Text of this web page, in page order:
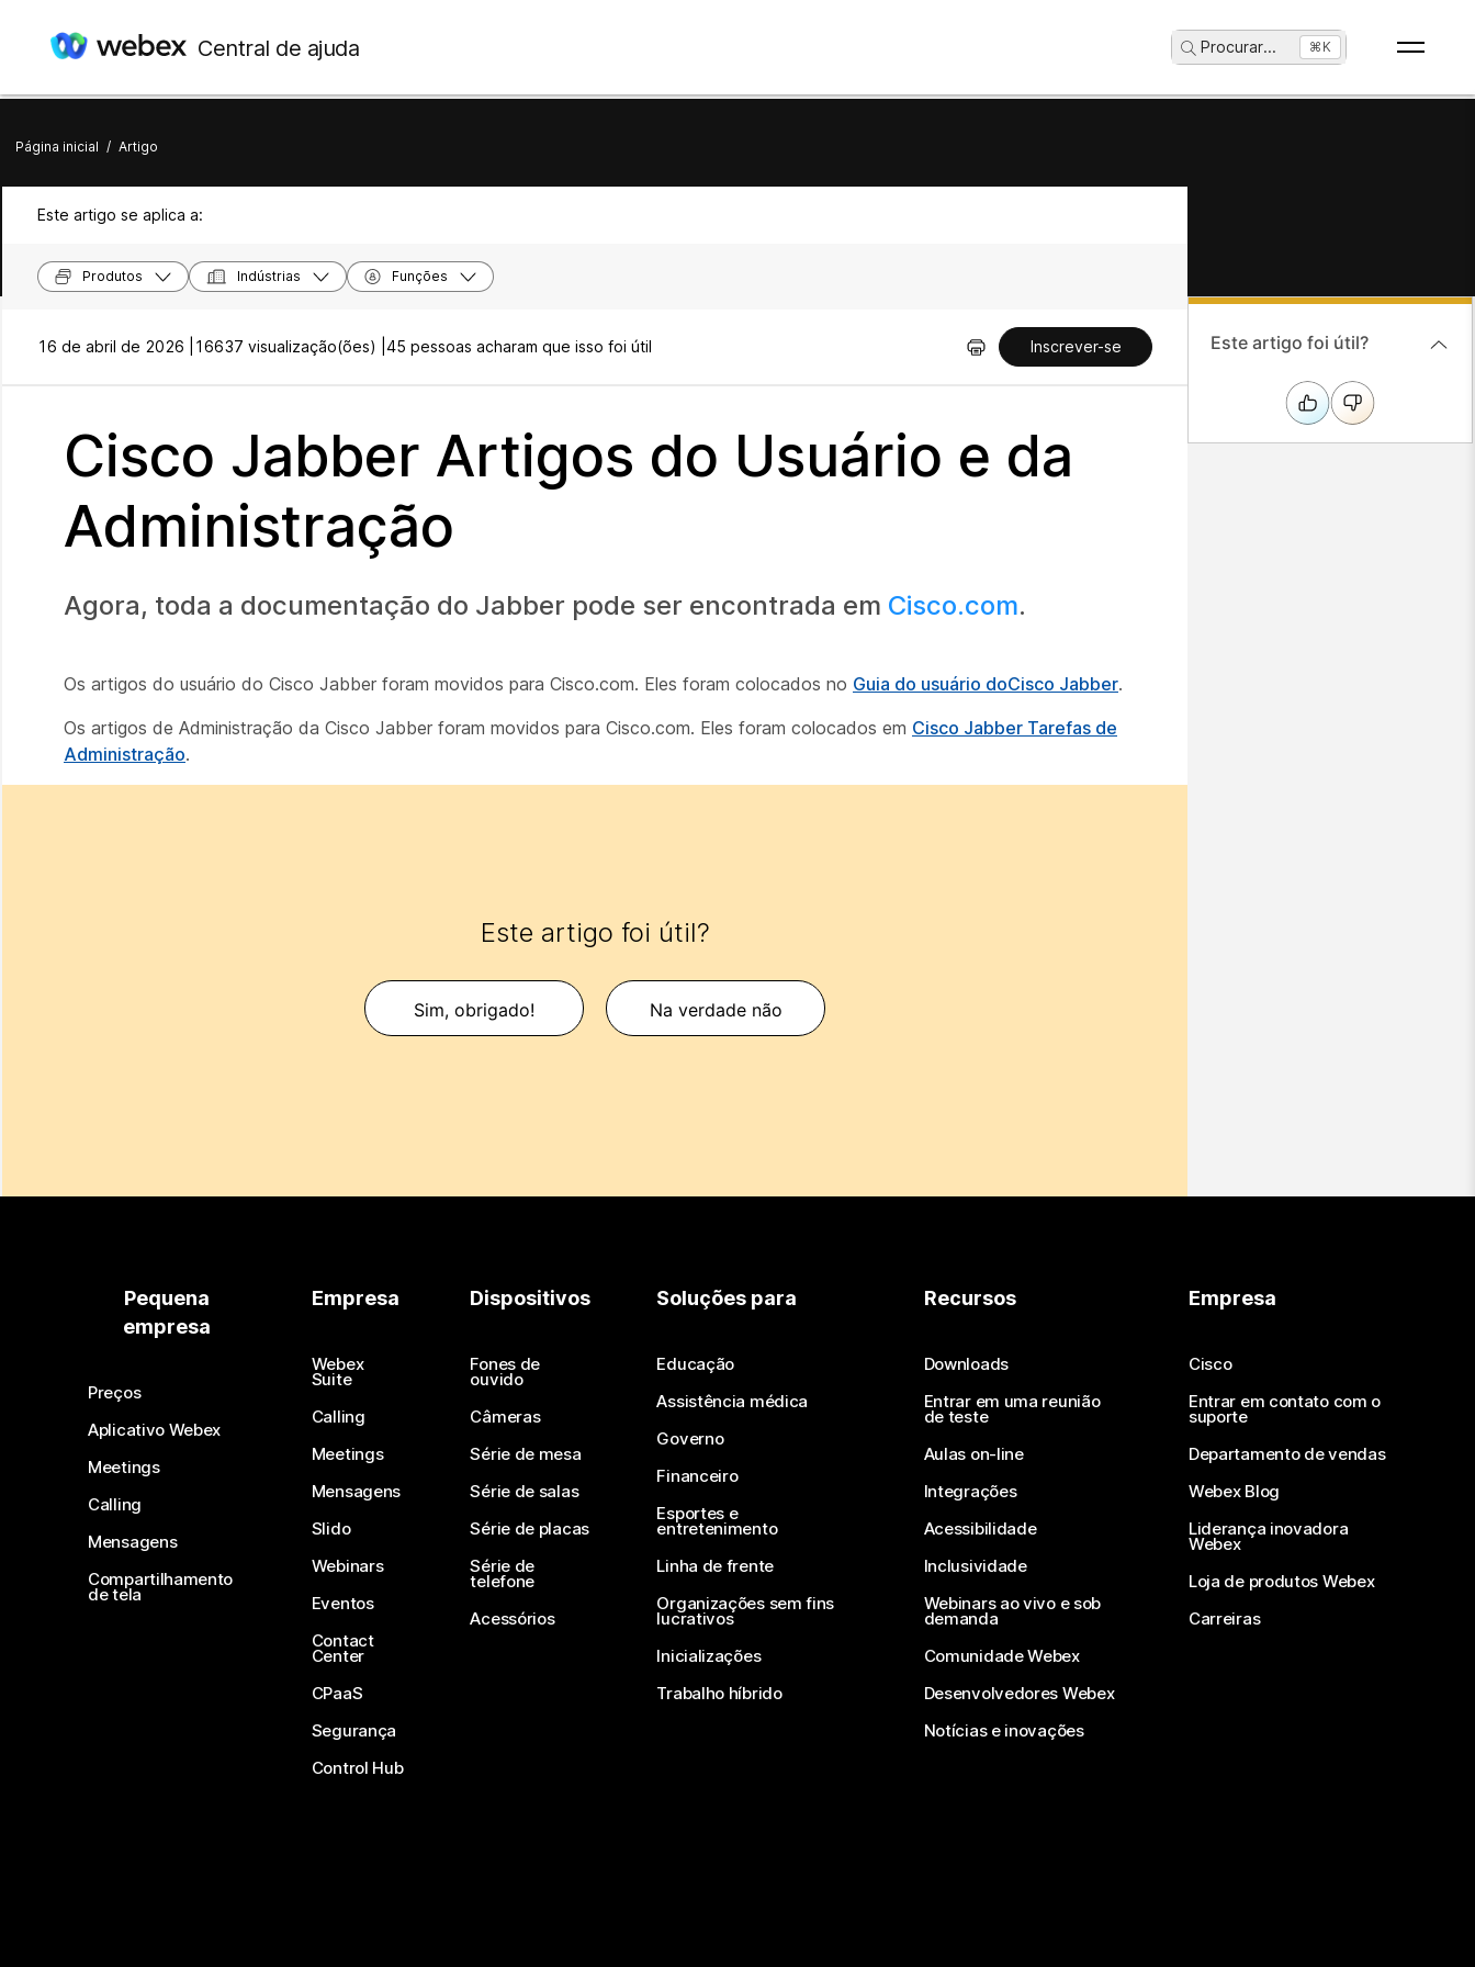
Central de ajuda Procurar... ⌘K
Página inicial / Artigo
Este artigo se aplica a:
Produtos Indústrias Funções
16 de abril de 2026 | 16637 visualização(ões) | 45 pessoas acharam que isso foi útil Inscrever-se
Cisco Jabber Artigos do Usuário e da
Administração
Agora, toda a documentação do Jabber pode ser encontrada em Cisco.com.
Os artigos do usuário do Cisco Jabber foram movidos para Cisco.com. Eles foram colocados no Guia do usuário doCisco Jabber.
Os artigos de Administração da Cisco Jabber foram movidos para Cisco.com. Eles foram colocados em Cisco Jabber Tarefas de
Administração.
Este artigo foi útil?
Sim, obrigado! Na verdade não
Este artigo foi útil?
Pequena
empresa
Preços
Aplicativo Webex
Meetings
Calling
Mensagens
Compartilhamento
de tela
Empresa
Webex
Suite
Calling
Meetings
Mensagens
Slido
Webinars
Eventos
Contact
Center
CPaaS
Segurança
Control Hub
Dispositivos
Fones de
ouvido
Câmeras
Série de mesa
Série de salas
Série de placas
Série de
telefone
Acessórios
Soluções para
Educação
Assistência médica
Governo
Financeiro
Esportes e
entretenimento
Linha de frente
Organizações sem fins
lucrativos
Inicializações
Trabalho híbrido
Recursos
Downloads
Entrar em uma reunião
de teste
Aulas on-line
Integrações
Acessibilidade
Inclusividade
Webinars ao vivo e sob
demanda
Comunidade Webex
Desenvolvedores Webex
Notícias e inovações
Empresa
Cisco
Entrar em contato com o
suporte
Departamento de vendas
Webex Blog
Liderança inovadora
Webex
Loja de produtos Webex
Carreiras